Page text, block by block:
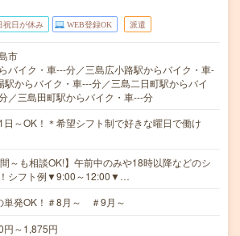
祝日が休み WEB登録OK 派遣
市
バイク・車---分／三島広小路駅からバイク・車-
駅からバイク・車---分／三島二日町駅からバイ
／三島田町駅からバイク・車---分
日～OK！＊希望シフト制で好きな曜日で働け
間～も相談OK!】午前中のみや18時以降などのシ
シフト例▼9:00～12:00▼…
単発OK！＃8月～ ＃9月～
円～1,875円